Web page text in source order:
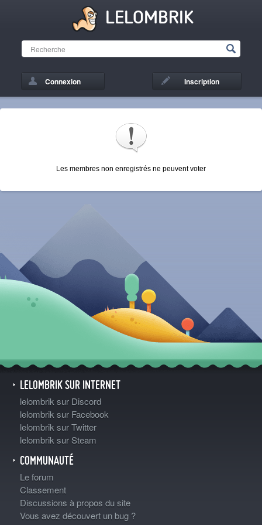
LELOMBRIK
Connexion Inscription
Les membres non enregistrés ne peuvent voter
LELOMBRIK SUR INTERNET
lelombrik sur Discord
lelombrik sur Facebook
lelombrik sur Twitter
lelombrik sur Steam
COMMUNAUTÉ
Le forum
Classement
Discussions à propos du site
Vous avez découvert un bug ?